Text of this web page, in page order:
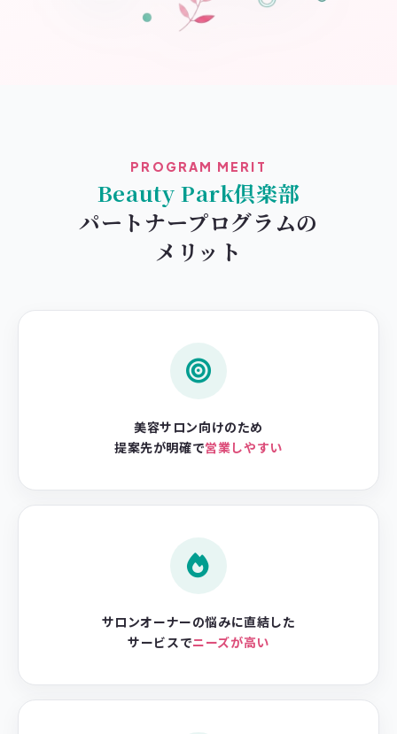
PROGRAM MERIT
Beauty Park倶楽部
パートナープログラムの
メリット
美容サロン向けのため
提案先が明確で営業しやすい
サロンオーナーの悩みに直結した
サービスでニーズが高い